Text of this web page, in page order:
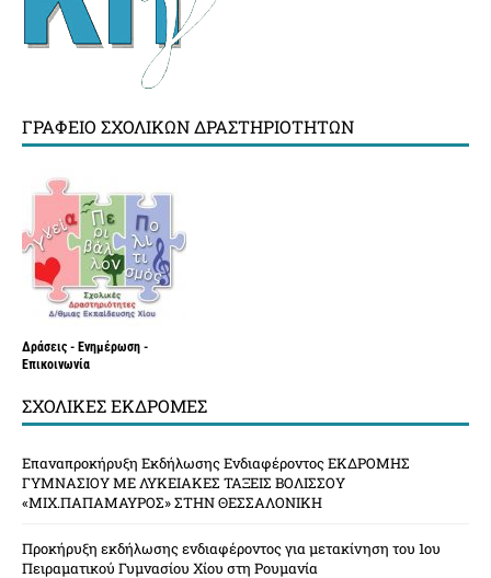
ΓΡΑΦΕΊΟ ΣΧΟΛΙΚΏΝ ΔΡΑΣΤΗΡΙΟΤΉΤΩΝ
Δράσεις - Ενημέρωση -
Επικοινωνία
ΣΧΟΛΙΚΈΣ ΕΚΔΡΟΜΈΣ
Επαναπροκήρυξη Εκδήλωσης Ενδιαφέροντος ΕΚΔΡΟΜΗΣ
ΓΥΜΝΑΣΙΟΥ ΜΕ ΛΥΚΕΙΑΚΕΣ ΤΑΞΕΙΣ ΒΟΛΙΣΣΟΥ
«ΜΙΧ.ΠΑΠΑΜΑΥΡΟΣ» ΣΤΗΝ ΘΕΣΣΑΛΟΝΙΚΗ
Προκήρυξη εκδήλωσης ενδιαφέροντος για μετακίνηση του 1ου
Πειραματικού Γυμνασίου Χίου στη Ρουμανία